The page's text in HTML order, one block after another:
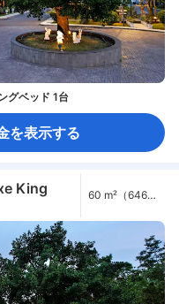
グベッド 1台
を表示する
King
60 m²（646